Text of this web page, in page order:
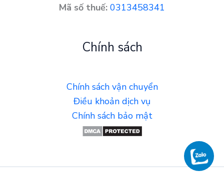
Mã số thuế: 0313458341
Chính sách
Chính sách vận chuyển
Điều khoản dịch vụ
Chính sách bảo mật